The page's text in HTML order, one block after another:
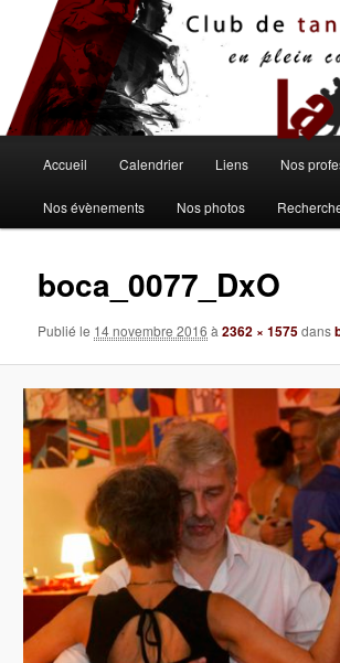
contenu
principal
principal
Accueil Calendrier Liens Nos
Nos évènements Nos photos
boca_0077_DxO
Publié le 14 novembre 2016 à2362 × 1575dans